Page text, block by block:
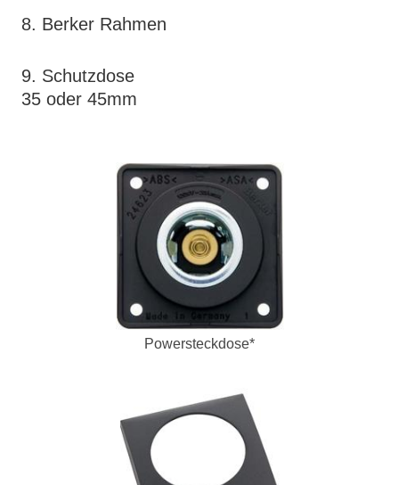
8. Berker Rahmen
9. Schutzdose
35 oder 45mm
Powersteckdose*